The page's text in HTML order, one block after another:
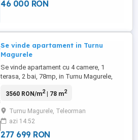
pretul de 3,5 lei MP. ID: 298104181
46 000 RON
Se vinde apartament in Turnu
Magurele
Se vinde apartament cu 4 camere, 1
terasa, 2 bai, 78mp, in Turnu Magurele,
Stanculescu. Mai multe detalii la telefon.
3560 RON/m2| 78 m2
Turnu Magurele, Teleorman
azi 14:52
277 699 RON